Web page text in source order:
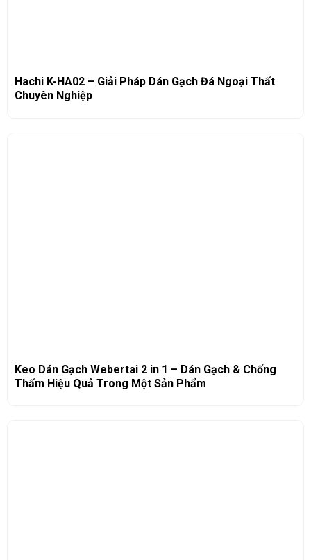
Hachi K-HA02 – Giải Pháp Dán Gạch Đá Ngoại Thất
Chuyên Nghiệp
Keo Dán Gạch Webertai 2 in 1 – Dán Gạch & Chống
Thấm Hiệu Quả Trong Một Sản Phẩm